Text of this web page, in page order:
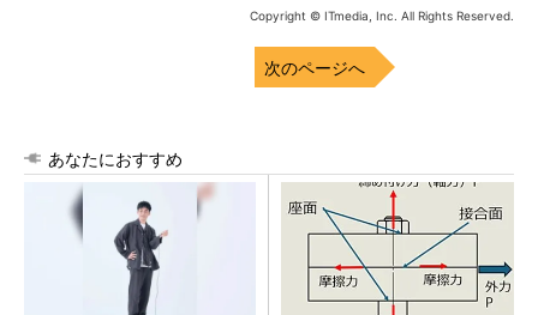
Copyright © ITmedia, Inc. All Rights Reserved.
次のページへ
あなたにおすすめ